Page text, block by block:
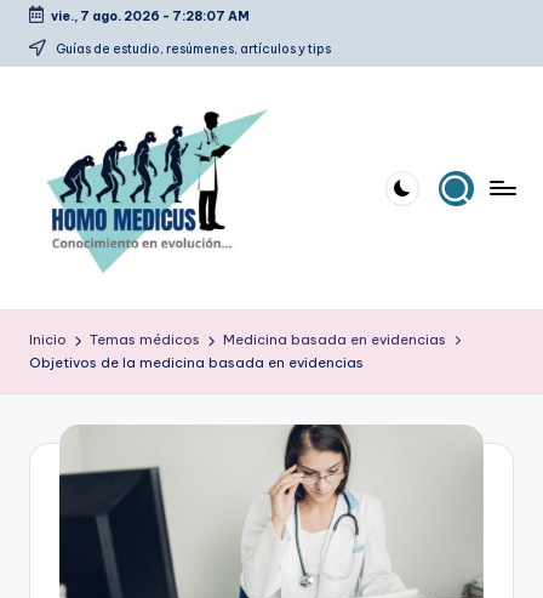
Saltar
vie., 7 ago. 2026 - 7:28:07 AM
Guías de estudio, resúmenes, artículos y tips
o
m
ic
estudio,
Inicio Temas médicos
Medicina basada en evidencias
Objetivos de la medicina basada en evidencias